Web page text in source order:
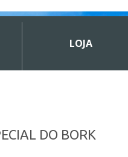
LOJA
DO BORK